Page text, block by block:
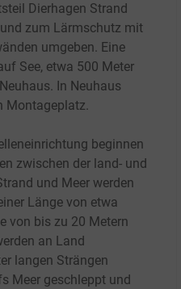
Dierhagen Strand
zum Lärmschutz mit
umgeben. Eine
See, etwa 500 Meter
In Neuhaus
Montageplatz.
beginnen
zwischen der land- und
und Meer werden
Länge von etwa
von bis zu 20 Metern
an Land
langen Strängen
Meer geschleppt und